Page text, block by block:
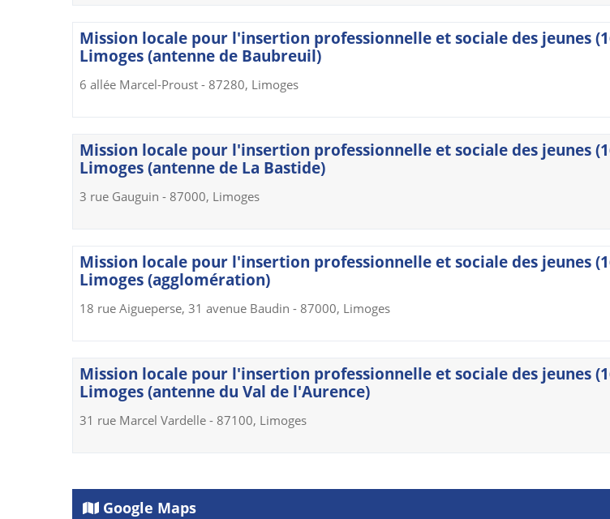
Mission locale pour l'insertion professionnelle et sociale des jeunes
Limoges (antenne de Baubreuil)
6 allée Marcel-Proust - 87280, Limoges
Mission locale pour l'insertion professionnelle et sociale des jeunes
Limoges (antenne de La Bastide)
3 rue Gauguin - 87000, Limoges
Mission locale pour l'insertion professionnelle et sociale des jeunes
Limoges (agglomération)
18 rue Aigueperse, 31 avenue Baudin - 87000, Limoges
Mission locale pour l'insertion professionnelle et sociale des jeunes
Limoges (antenne du Val de l'Aurence)
31 rue Marcel Vardelle - 87100, Limoges
Google Maps